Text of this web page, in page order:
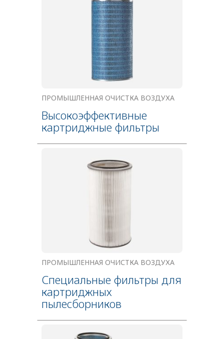
ПРОМЫШЛЕННАЯ ОЧИСТКА ВОЗДУХА
Высокоэффективные
картриджные фильтры
ПРОМЫШЛЕННАЯ ОЧИСТКА ВОЗДУХА
Специальные фильтры для
картриджных
пылесборников